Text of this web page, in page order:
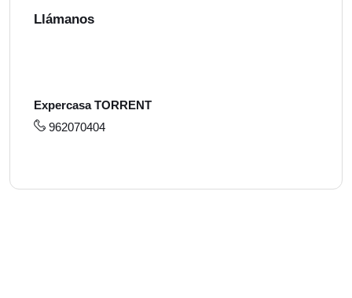
Llámanos
Expercasa TORRENT
962070404